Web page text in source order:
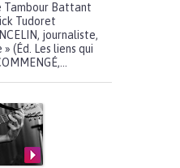
Tambour Battant
Tudoret
journaliste,
(Éd. Les liens qui